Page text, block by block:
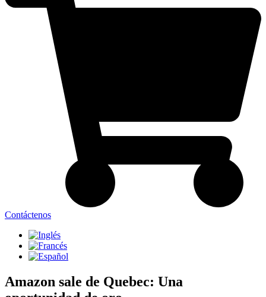
Contáctenos
Amazon sale de Quebec: Una